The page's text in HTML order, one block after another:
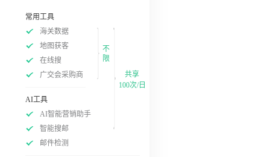
常用工具
海关数据
地图获客
在线搜
广交会采购商
不
限
AI工具
AI智能营销助手
智能搜邮
邮件检测
共享
100次/日